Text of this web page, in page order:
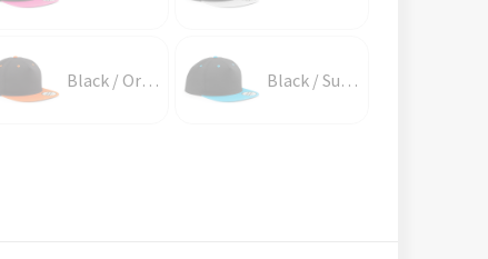
Black / Orange Black / Surf Blue